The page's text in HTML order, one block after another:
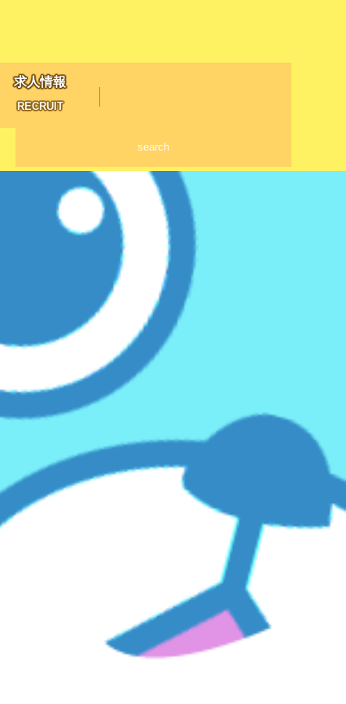
求人情報
RECRUIT
search